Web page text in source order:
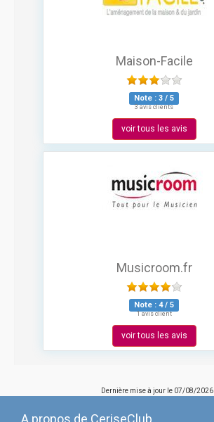
Maison-Facile
Note : 3 / 5
3 avis clients
voir tous les avis
Musicroom.fr
Note : 4/ 5
1 avis client
voir tous les avis
Dernière mise à jour le 07/08/2026
A propos de CeriseClub